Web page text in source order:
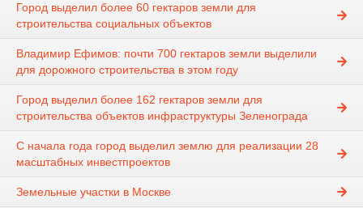
Город выделил более 60 гектаров земли для
строительства социальных объектов
Владимир Ефимов: почти 700 гектаров земли выделили
для дорожного строительства в этом году
Город выделил более 162 гектаров земли для
строительства объектов инфраструктуры Зеленограда
С начала года город выделил землю для реализации 28
масштабных инвестпроектов
Земельные участки в Москве